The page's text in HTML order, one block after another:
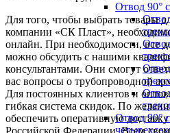
Отвод 90°
Отвод 90°
Для того, чтобы выбрать товары
компании «СК Пласт»,
онлайн. При необходимости, все
можно обсудить с нашими
консультантами. Они смогут
вас вопросы о трубопроводной
Для постоянных клиентов и
гибкая система скидок. По
обеспечить оперативную
Российской Федерации. Всем